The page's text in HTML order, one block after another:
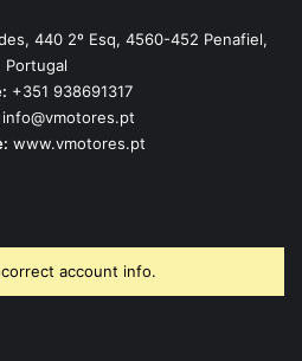
440 2º Esq, 4560-452 Penafiel,
Portugal
+351 938691317
info@vmotores.pt
www.vmotores.pt
account info.